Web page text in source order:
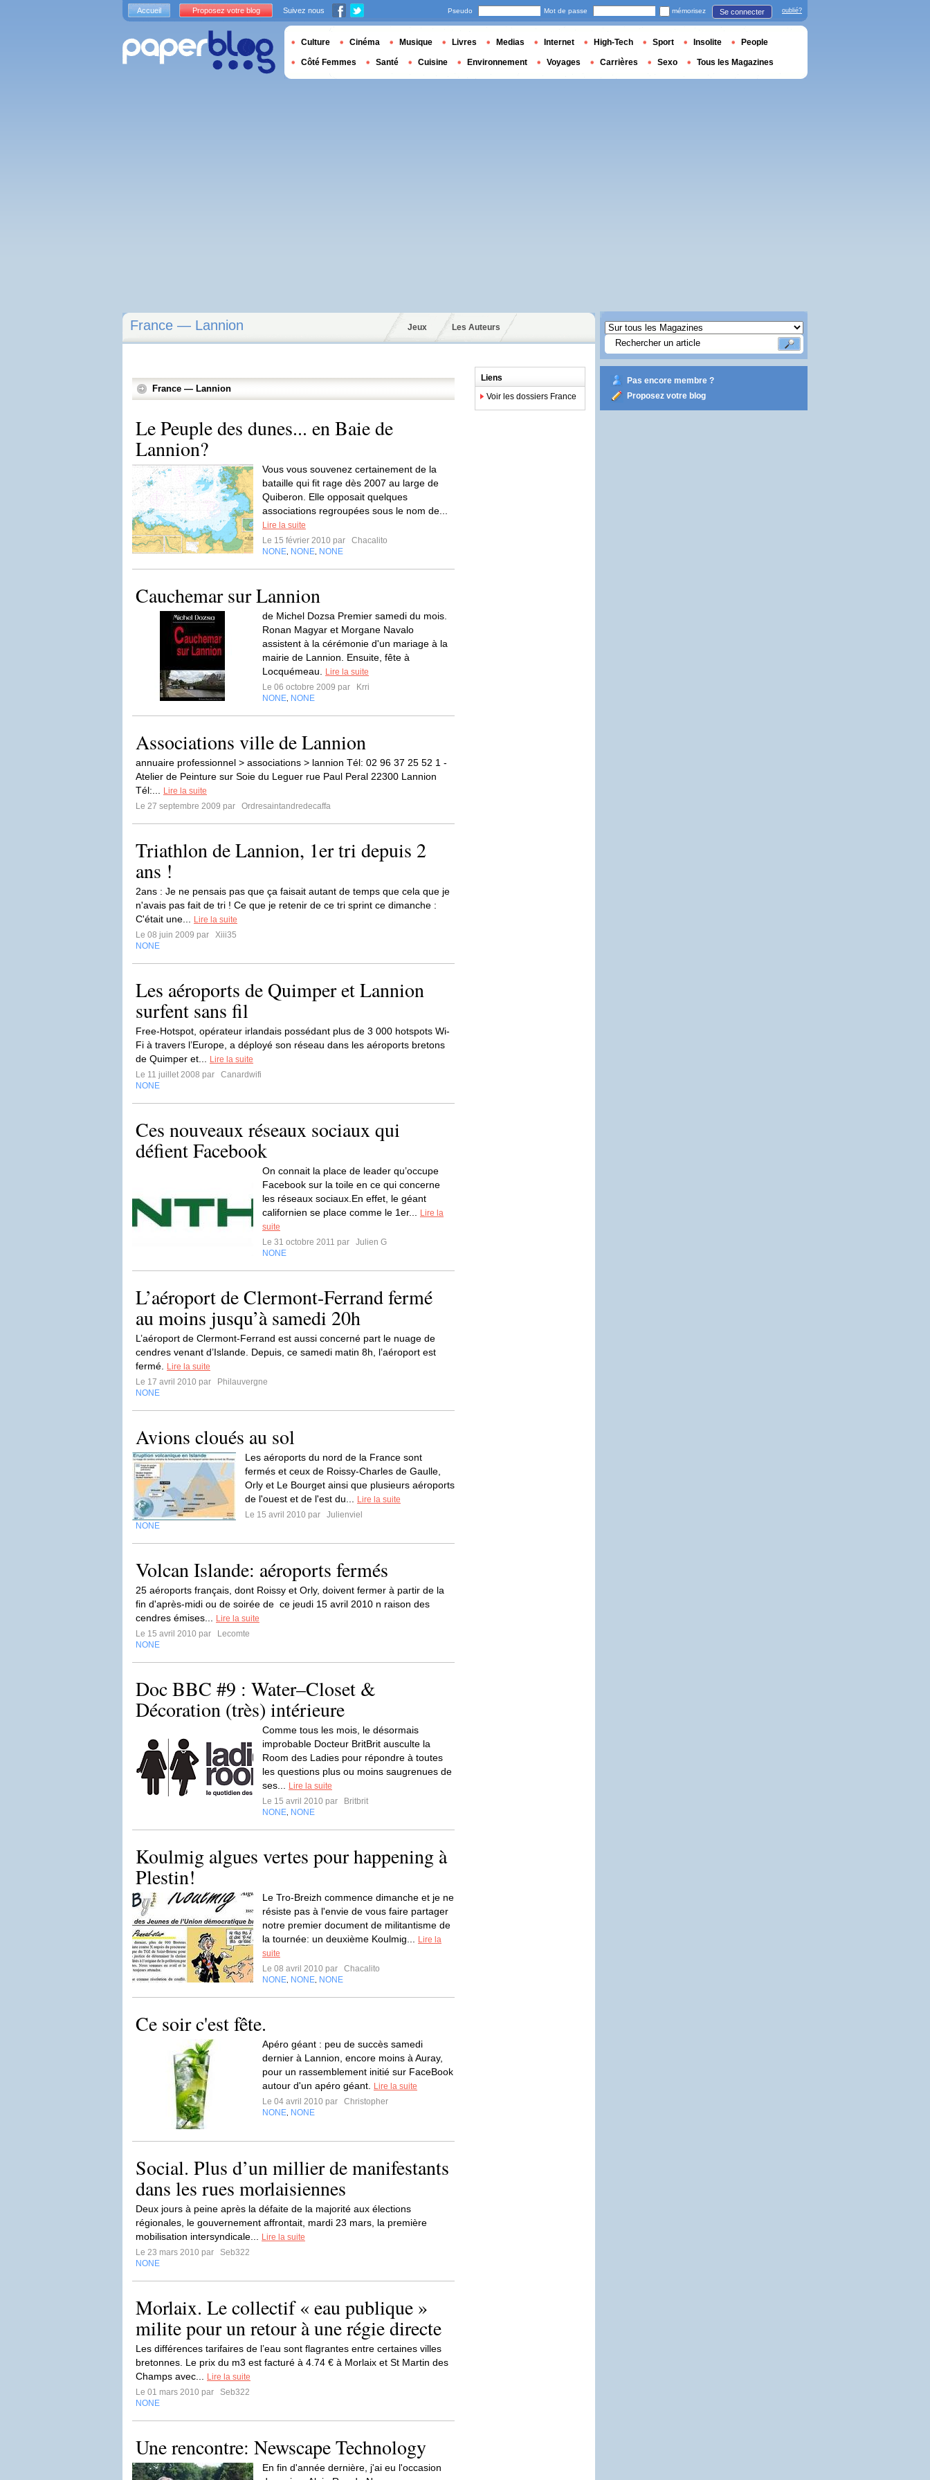
France — Lannion Jeux Les Auteurs
France — Lannion
Le Peuple des dunes... en Baie de
Lannion?
Vous vous souvenez certainement de la
bataille qui fit rage dès 2007 au large de
Quiberon. Elle opposait quelques
associations regroupées sous le nom de...
Lire la suite
Le 15 février 2010 par
Chacalito
NONE NONE NONE
Cauchemar sur Lannion
de Michel Dozsa Premier samedi du mois.
Ronan Magyar et Morgane Navalo
assistent à la cérémonie d'un mariage à la
mairie de Lannion. Ensuite, fête à
Locquémeau.
Lire la suite
Le 06 octobre 2009 par
Krri
NONE NONE
Associations ville de Lannion
annuaire professionnel > associations > lannion Tél: 02 96 37 25 52 1 -
Atelier de Peinture sur Soie du Leguer rue Paul Peral 22300 Lannion
Tél:...
Lire la suite
Le 27 septembre 2009 par
Ordresaintandredecaffa
Triathlon de Lannion, 1er tri depuis 2
ans !
2ans : Je ne pensais pas que ça faisait autant de temps que cela que je
n'avais pas fait de tri ! Ce que je retenir de ce tri sprint ce dimanche :
C'était une...
Lire la suite
Le 08 juin 2009 par
Xiii35
NONE
Les aéroports de Quimper et Lannion
surfent sans fil
Free-Hotspot, opérateur irlandais possédant plus de 3 000 hotspots Wi-
Fi à travers l’Europe, a déployé son réseau dans les aéroports bretons
de Quimper et...
Lire la suite
Le 11 juillet 2008 par
Canardwifi
NONE
Ces nouveaux réseaux sociaux qui
défient Facebook
On connait la place de leader qu’occupe
Facebook sur la toile en ce qui concerne
les réseaux sociaux.En effet, le géant
californien se place comme le 1er...
Lire la
suite
Le 31 octobre 2011 par
Julien G
NONE
L’aéroport de Clermont-Ferrand fermé
au moins jusqu’à samedi 20h
L’aéroport de Clermont-Ferrand est aussi concerné part le nuage de
cendres venant d’Islande. Depuis, ce samedi matin 8h, l’aéroport est
fermé.
Lire la suite
Le 17 avril 2010 par
Philauvergne
NONE
Avions cloués au sol
Les aéroports du nord de la France sont
fermés et ceux de Roissy-Charles de Gaulle,
Orly et Le Bourget ainsi que plusieurs aéroports
de l'ouest et de l'est du...
Lire la suite
Le 15 avril 2010 par
Julienviel
NONE
Volcan Islande: aéroports fermés
25 aéroports français, dont Roissy et Orly, doivent fermer à partir de la
fin d'après-midi ou de soirée de ce jeudi 15 avril 2010 n raison des
cendres émises...
Lire la suite
Le 15 avril 2010 par
Lecomte
NONE
Doc BBC #9 : Water–Closet &
Décoration (très) intérieure
Comme tous les mois, le désormais
improbable Docteur BritBrit ausculte la
Room des Ladies pour répondre à toutes
les questions plus ou moins saugrenues de
ses...
Lire la suite
Le 15 avril 2010 par
Britbrit
NONE NONE
Koulmig algues vertes pour happening à
Plestin!
Le Tro-Breizh commence dimanche et je ne
résiste pas à l'envie de vous faire partager
notre premier document de militantisme de
la tournée: un deuxième Koulmig...
Lire la
suite
Le 08 avril 2010 par
Chacalito
NONE NONE NONE
Ce soir c'est fête.
Apéro géant : peu de succès samedi
dernier à Lannion, encore moins à Auray,
pour un rassemblement initié sur FaceBook
autour d'un apéro géant.
Lire la suite
Le 04 avril 2010 par
Christopher
NONE NONE
Social. Plus d’un millier de manifestants
dans les rues morlaisiennes
Deux jours à peine après la défaite de la majorité aux élections
régionales, le gouvernement affrontait, mardi 23 mars, la première
mobilisation intersyndicale...
Lire la suite
Le 23 mars 2010 par
Seb322
NONE
Morlaix. Le collectif « eau publique »
milite pour un retour à une régie directe
Les différences tarifaires de l’eau sont flagrantes entre certaines villes
bretonnes. Le prix du m3 est facturé à 4.74 € à Morlaix et St Martin des
Champs avec...
Lire la suite
Le 01 mars 2010 par
Seb322
NONE
Une rencontre: Newscape Technology
En fin d'année dernière, j'ai eu l'occasion
Liens
Voir les dossiers France
Pas encore membre ?
Proposez votre blog
Accueil Proposez votre blog Suivez nous Pseudo Mot de passe mémorisez Se connecter oublié?
Culture Cinéma Musique Livres Medias Internet High-Tech Sport Insolite People
Côté Femmes Santé Cuisine Environnement Voyages Carrières Sexo Tous les Magazines